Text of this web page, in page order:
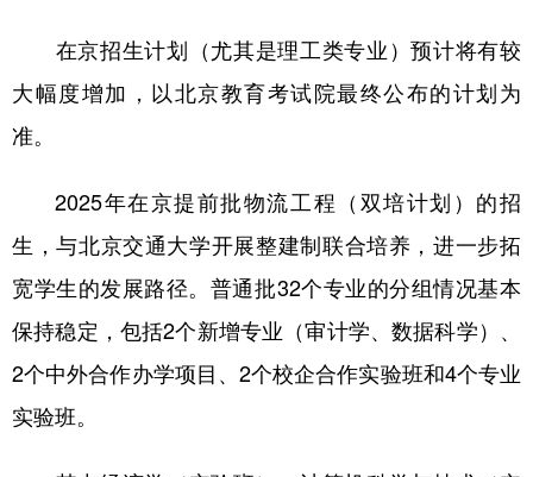
在京招生计划（尤其是理工类专业）预计将有较
大幅度增加，以北京教育考试院最终公布的计划为
准。
2025年在京提前批物流工程（双培计划）的招
生，与北京交通大学开展整建制联合培养，进一步拓
宽学生的发展路径。普通批32个专业的分组情况基本
保持稳定，包括2个新增专业（审计学、数据科学）、
2个中外合作办学项目、2个校企合作实验班和4个专业
实验班。